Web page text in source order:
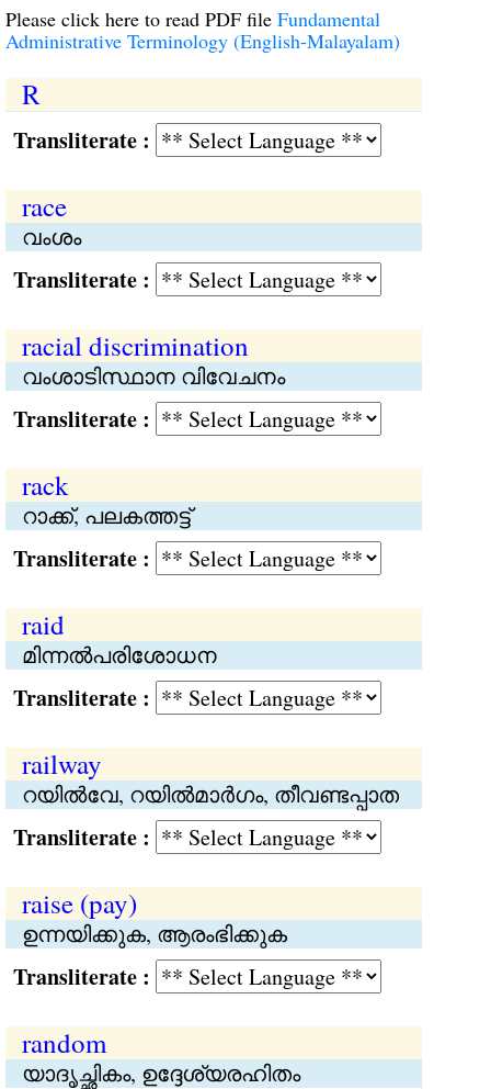
Please click here to read PDF file Fundamental
Administrative Terminology (English-Malayalam)
R
:
race
വംശം
:
racial discrimination
വംശാടിസ്ഥാന വിവേചനം
:
rack
റാക്ക്, പലകത്തട്ട്
:
raid
മിന്നല്‍പരിശോധന
:
railway
റയില്‍വേ, റയില്‍മാര്‍ഗം, തീവണ്ട‍പ്പാത
:
raise (pay)
ഉന്നയിക്കുക, ആരംഭിക്കുക
:
random
യാദൃച്ഛികം, ഉദ്ദേശ്യരഹിതം